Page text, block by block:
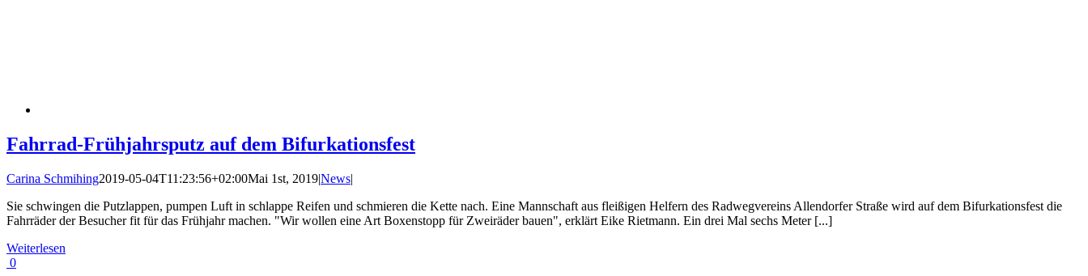
Fahrrad-Frühjahrsputz auf dem Bifurkationsfest
Carina Schmihing2019-05-04T11:23:56+02:00Mai 1st, 2019|News|
Sie schwingen die Putzlappen, pumpen Luft in schlappe Reifen und schmieren die Kette nach. Eine Mannschaft aus fleißigen Helfern des Radwegvereins Allendorfer Straße wird auf dem Bifurkationsfest die
Fahrräder der Besucher fit für das Frühjahr machen. "Wir wollen eine Art Boxenstopp für Zweiräder bauen", erklärt Eike Rietmann. Ein drei Mal sechs Meter [...]
Weiterlesen
0